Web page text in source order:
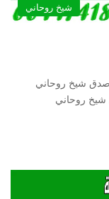
شيخ روحاني
شيخ روحاني
روحاني